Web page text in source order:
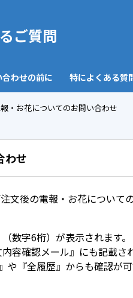
ご質問
わせの前に 特によくある質
・お花についてのお問い合わせ
わせ
文後の電報・お花について
字6桁）が表示されます。
容確認メール』にも記載さ
『全履歴』からも確認が可